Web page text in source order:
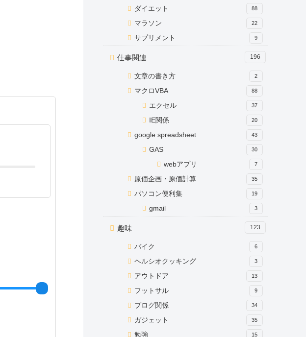
ダイエット 88
マラソン 22
サプリメント 9
仕事関連 196
文章の書き方 2
マクロVBA 88
エクセル 37
IE関係 20
google spreadsheet 43
GAS 30
webアプリ 7
原価企画・原価計算 35
パソコン便利集 19
gmail 3
趣味 123
バイク 6
ヘルシオクッキング 3
アウトドア 13
フットサル 9
ブログ関係 34
ガジェット 35
勉強 15